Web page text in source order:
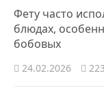
Фету часто
блюдах,
бобовых
24.02.2026 223